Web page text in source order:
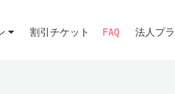
割引チケット FAQ 法人プ